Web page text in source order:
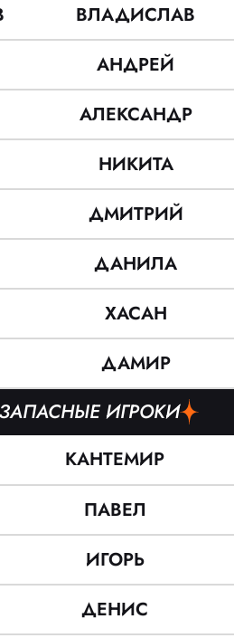
ВЛАДИСЛАВ
АНДРЕЙ
АЛЕКСАНДР
НИКИТА
ДМИТРИЙ
ДАНИЛА
ХАСАН
ДАМИР
ИГРОКИ
КАНТЕМИР
ПАВЕЛ
ИГОРЬ
ДЕНИС